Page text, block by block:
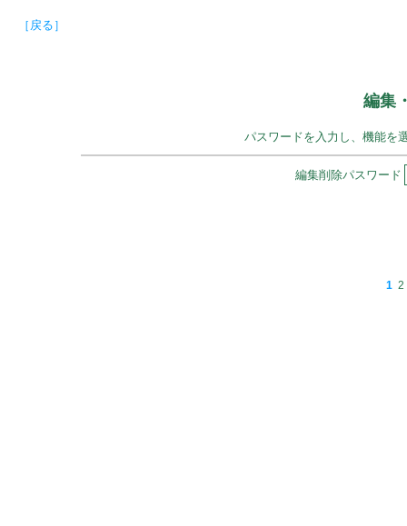
［戻る］
編集
パスワードを入力し、機能を
編集削除パスワード
1 2